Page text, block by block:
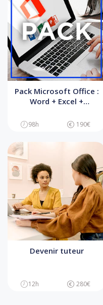
Pack Microsoft Office :
Word + Excel +
98h 190€
Devenir tuteur
12h 280€